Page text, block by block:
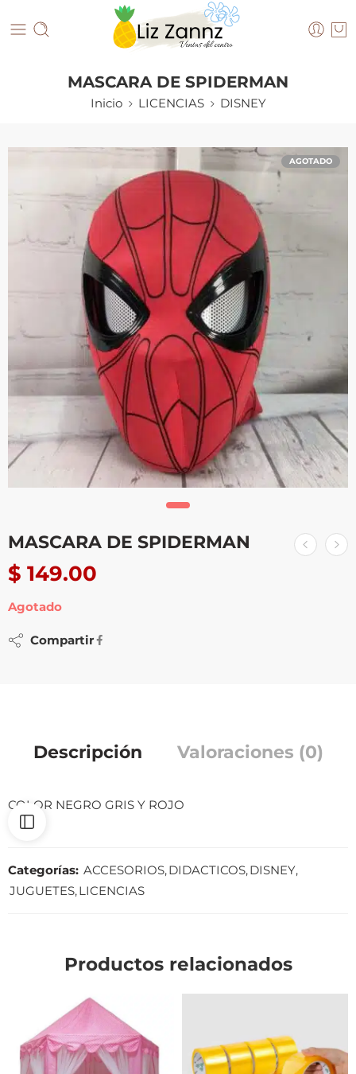
MASCARA DE SPIDERMAN
Inicio LICENCIAS DISNEY
AGOTADO
MASCARA DE SPIDERMAN
$ 149.00
Agotado
Compartir
Descripción Valoraciones (0)
COLOR NEGRO GRIS Y ROJO
Categorías: ACCESORIOS,DIDACTICOS,DISNEY,
JUGUETES,LICENCIAS
Productos relacionados